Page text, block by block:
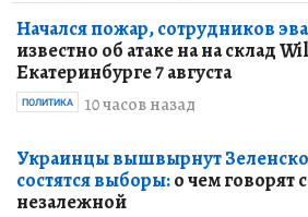
Начался пожар, сотрудников
известно об атаке на на склад
Екатеринбурге 7 августа
10 часов назад
ПОЛИТИКА
Украинцы вышвырнут
состятся выборы:о чем говорят
незалежной